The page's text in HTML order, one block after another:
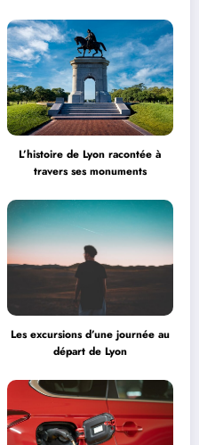
Garnier
L’histoire de Lyon racontée à
travers ses monuments
Les excursions d’une journée au
départ de Lyon